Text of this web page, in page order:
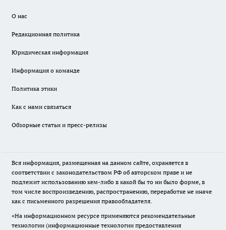
О нас
Редакционная политика
Юридическая информация
Информация о команде
Политика этики
Как с нами связаться
Обзорные статьи и пресс-релизы
Вся информация, размещенная на данном сайте, охраняется в
соответствии с законодательством РФ об авторском праве и не
подлежит использованию кем-либо в какой бы то ни было форме, в
том числе воспроизведению, распространению, переработке не иначе
как с письменного разрешения правообладателя.
«На информационном ресурсе применяются рекомендательные
технологии (информационные технологии предоставления